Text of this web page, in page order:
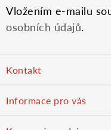
Vložením e-mailu
osobních údajů.
Kontakt
Informace pro vás